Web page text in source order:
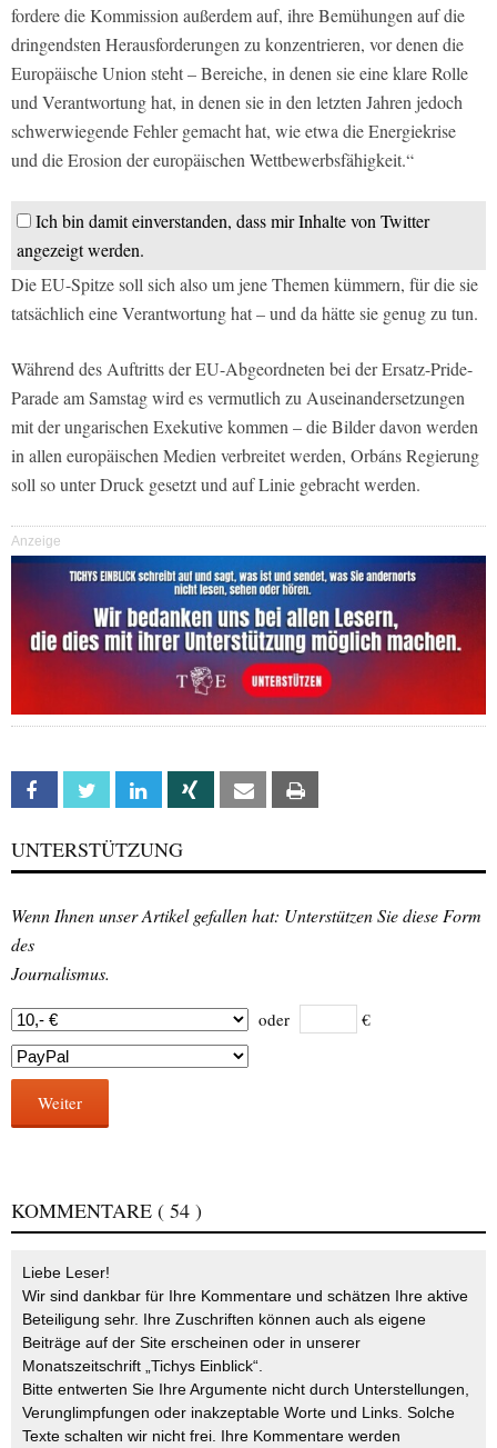
fordere die Kommission außerdem auf, ihre Bemühungen auf die
dringendsten Herausforderungen zu konzentrieren, vor denen die
Europäische Union steht – Bereiche, in denen sie eine klare Rolle
und Verantwortung hat, in denen sie in den letzten Jahren jedoch
schwerwiegende Fehler gemacht hat, wie etwa die Energiekrise
und die Erosion der europäischen Wettbewerbsfähigkeit.“
Ich bin damit einverstanden, dass mir Inhalte von Twitter
angezeigt werden.
Die EU-Spitze soll sich also um jene Themen kümmern, für die sie
tatsächlich eine Verantwortung hat – und da hätte sie genug zu tun.
Während des Auftritts der EU-Abgeordneten bei der Ersatz-Pride-
Parade am Samstag wird es vermutlich zu Auseinandersetzungen
mit der ungarischen Exekutive kommen – die Bilder davon werden
in allen europäischen Medien verbreitet werden, Orbáns Regierung
soll so unter Druck gesetzt und auf Linie gebracht werden.
Anzeige
Facebook Twitter Linkedin Xing Email
UNTERSTÜTZUNG
Wenn Ihnen unser Artikel gefallen hat: Unterstützen Sie diese Form
des
Journalismus.
oder €
Weiter
KOMMENTARE ( 54 )
Liebe Leser!
Wir sind dankbar für Ihre Kommentare und schätzen Ihre aktive
Beteiligung sehr. Ihre Zuschriften können auch als eigene
Beiträge auf der Site erscheinen oder in unserer
Monatszeitschrift „Tichys Einblick“.
Bitte entwerten Sie Ihre Argumente nicht durch Unterstellungen,
Verunglimpfungen oder inakzeptable Worte und Links. Solche
Texte schalten wir nicht frei. Ihre Kommentare werden